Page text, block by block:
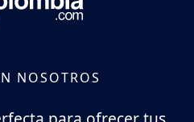
NOSOTROS